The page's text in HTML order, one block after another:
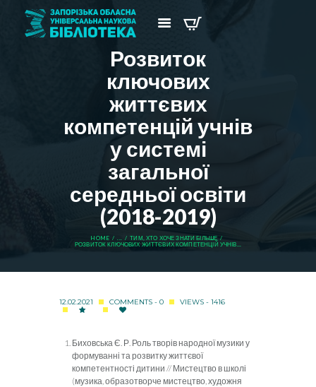
Розвиток
ключових
життєвих
компетенцій учнів
у системі
загальної
середньої освіти
(2018-2019)
HOME ...
ТИМ, ХТО ХОЧЕ ЗНАТИ БІЛЬШЕ
РОЗВИТОК КЛЮЧОВИХ ЖИТТЄВИХ КОМПЕТЕНЦІЙ УЧНІВ...
12.02.2021 COMMENTS - 0 VIEWS - 1416
Биховська Є. Р. Роль творів народної музики у
формуванні та розвитку життєвої
компетентності дитини // Мистецтво в школі
(музика, образотворче мистецтво, художня